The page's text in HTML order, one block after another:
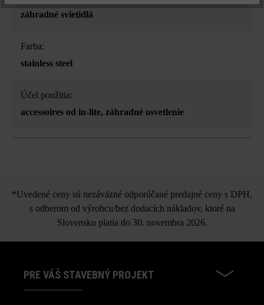
záhradné svietidlá
Farba:
stainless steel
Účel použitia:
accessoires od in-lite, záhradné osvetlenie
*Uvedené ceny sú nezáväzné odporúčané predajné ceny s DPH,
s odberom od výrobcu/bez dodacích nákladov, ktoré na
Slovensku platia do 30. novembra 2026.
PRE VÁŠ STAVEBNÝ PROJEKT